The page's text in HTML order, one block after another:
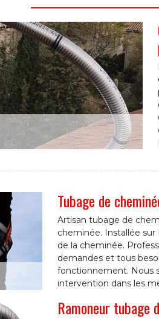
Tubage de
Artisan tubage de
cheminée. Installée sur
de la cheminée.
demandes et tous
fonctionnement. Nous
intervention dans les
Ramoneur tubage